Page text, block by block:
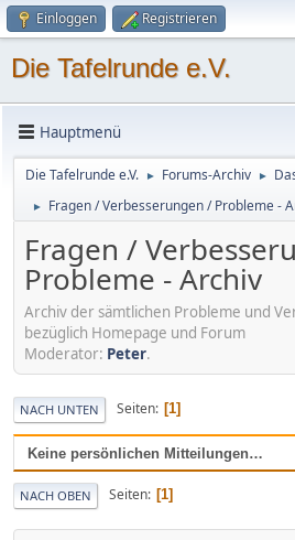
Einloggen Registrieren
Die Tafelrunde e.V.
Hauptmenü
Die Tafelrunde e.V. ► Forums-Archiv ►
► Fragen / Verbesserungen / Probleme -
Fragen /
Probleme - Archiv
Archiv der sämtlichen Probleme und
bezüglich Homepage und Forum
Moderator: Peter.
NACH UNTEN Seiten 1
Keine persönlichen Mitteilungen…
NACH OBEN Seiten 1